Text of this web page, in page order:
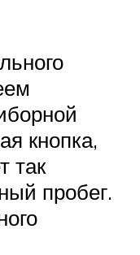
кнопка,
так
пробег.